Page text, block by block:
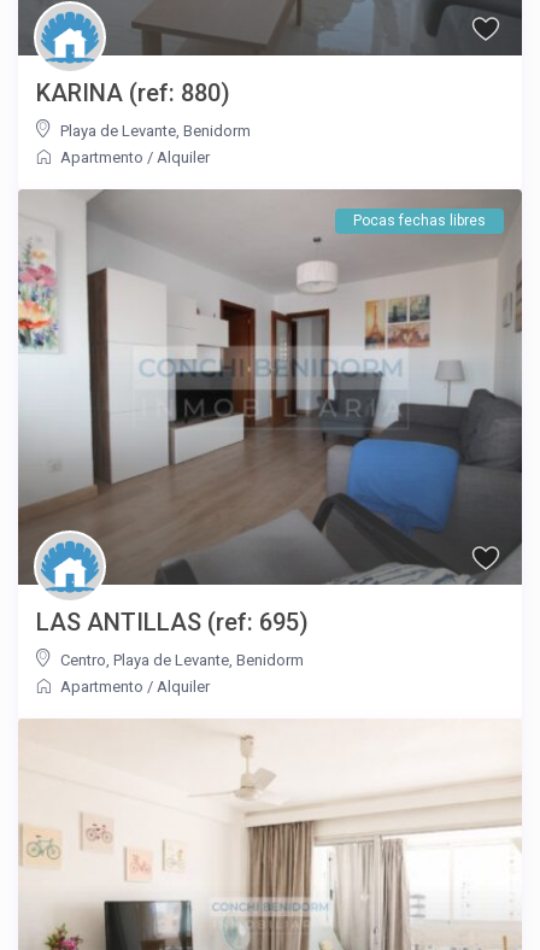
KARINA (ref: 880)
Playa de Levante ,Benidorm
Apartmento / Alquiler
Pocas fechas libres
LAS ANTILLAS (ref: 695)
Centro ,Playa de Levante ,Benidorm
Apartmento / Alquiler